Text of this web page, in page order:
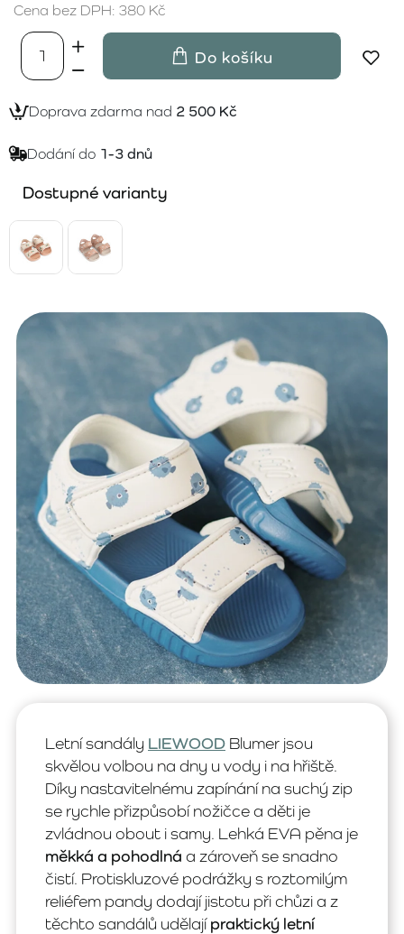
Cena bez DPH: 380 Kč
Do košíku
Doprava zdarma nad 2 500 Kč
Dodání do 1-3 dnů
Dostupné varianty
Letní sandály LIEWOOD Blumer jsou
skvělou volbou na dny u vody i na hřiště.
Díky nastavitelnému zapínání na suchý zip
se rychle přizpůsobí nožičce a děti je
zvládnou obout i samy. Lehká EVA pěna je
měkká a pohodlná a zároveň se snadno
čistí. Protiskluzové podrážky s roztomilým
reliéfem pandy dodají jistotu při chůzi a z
těchto sandálů udělajípraktický letní